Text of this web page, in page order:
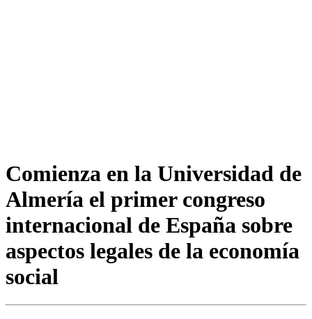
Comienza en la Universidad de
Almería el primer congreso
internacional de España sobre
aspectos legales de la economía
social